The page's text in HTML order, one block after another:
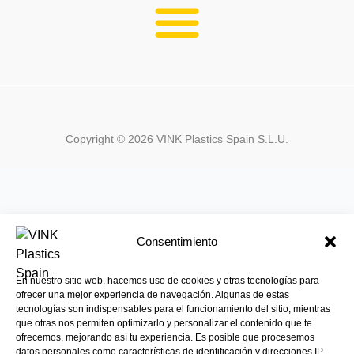
Consentimiento
En nuestro sitio web, hacemos uso de cookies y otras tecnologías para
ofrecer una mejor experiencia de navegación. Algunas de estas
tecnologías son indispensables para el funcionamiento del sitio, mientras
que otras nos permiten optimizarlo y personalizar el contenido que te
ofrecemos, mejorando así tu experiencia. Es posible que procesemos
datos personales como características de identificación y direcciones IP
Copyright © 2026 VINK Plastics Spain S.L.U.